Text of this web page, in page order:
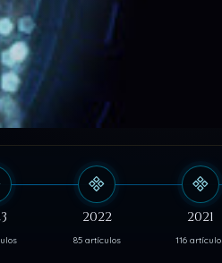
2022
85 artículos
2021
116